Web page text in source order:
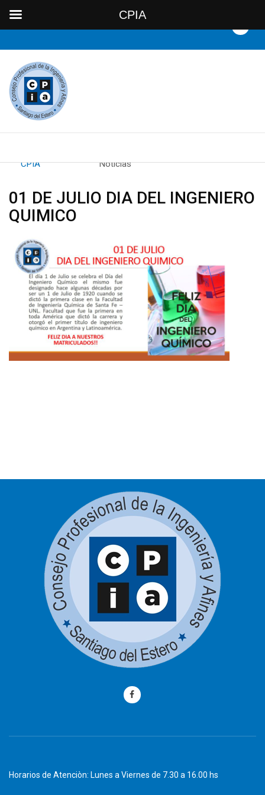
ByCPIA Category: Noticias
01 DE JULIO DIA DEL INGENIERO
QUIMICO
Horarios de Atenciòn: Lunes a Viernes de 7.30 a 16.00 hs
CPIA